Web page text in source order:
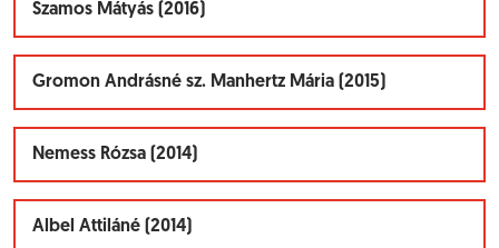
Szamos Mátyás (2016)
Gromon Andrásné sz. Manhertz Mária (2015)
Nemess Rózsa (2014)
Albel Attiláné (2014)